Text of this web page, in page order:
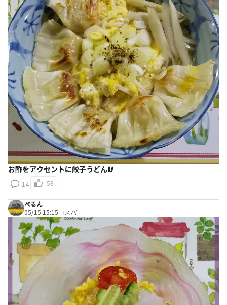
お酢をアクセントに餃子うどん🥢
14 58
べるん
05/15 15:15コスパ